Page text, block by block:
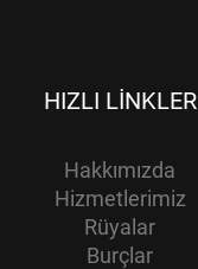
HIZLI LINKLER
Hakkımızda
Hizmetlerimiz
Rüyalar
Burçlar